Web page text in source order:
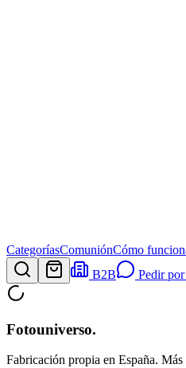
CategoríasComuniónCómo
B2B
Pedir
Fotouniverso.
Fabricación propia en España.